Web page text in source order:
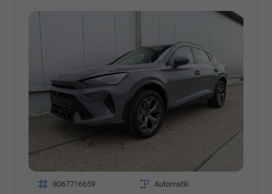
Fahrzeugnr. 8067716659 Getriebe Automatik